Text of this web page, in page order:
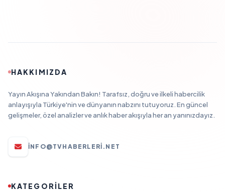
HAKKIMIZDA
Yayın Akışına Yakından Bakın! Tarafsız, doğru ve ilkeli habercilik
anlayışıyla Türkiye'nin ve dünyanın nabzını tutuyoruz. En güncel
gelişmeler, özel analizler ve anlık haber akışıyla her an yanınızdayız.
INFO@TVHABERLERI.NET
KATEGORİLER